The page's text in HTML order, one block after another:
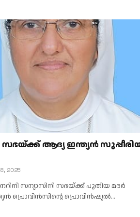
സഭയ്ക്ക് ആദ്യ ഇന്ത്യൻ
2025
സന്യാസിനി സഭയ്ക്ക് പുതിയ മദർ
പ്രൊവിൻസിന്റെ പ്രൊവിൻഷ്യൽ…